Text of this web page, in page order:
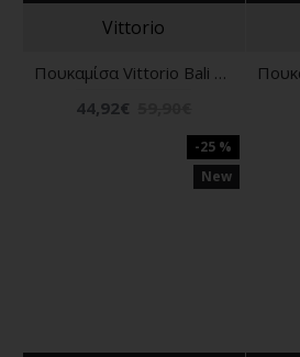
Vittorio
Πουκαμίσα Vittorio Bali μπεζ
44,92€
New
-25 %